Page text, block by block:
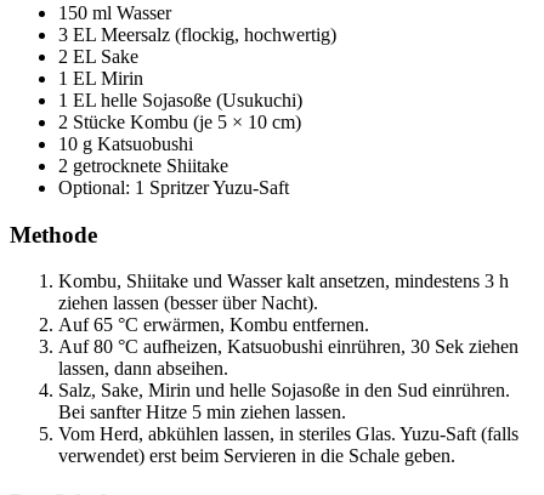
150 ml Wasser
3 EL Meersalz (flockig, hochwertig)
2 EL Sake
1 EL Mirin
1 EL helle Sojasoße (Usukuchi)
2 Stücke Kombu (je 5 × 10 cm)
10 g Katsuobushi
2 getrocknete Shiitake
Optional: 1 Spritzer Yuzu-Saft
Methode
Kombu, Shiitake und Wasser kalt ansetzen, mindestens 3 h
ziehen lassen (besser über Nacht).
Auf 65 °C erwärmen, Kombu entfernen.
Auf 80 °C aufheizen, Katsuobushi einrühren, 30 Sek ziehen
lassen, dann abseihen.
Salz, Sake, Mirin und helle Sojasoße in den Sud einrühren.
Bei sanfter Hitze 5 min ziehen lassen.
Vom Herd, abkühlen lassen, in steriles Glas. Yuzu-Saft (falls
verwendet) erst beim Servieren in die Schale geben.